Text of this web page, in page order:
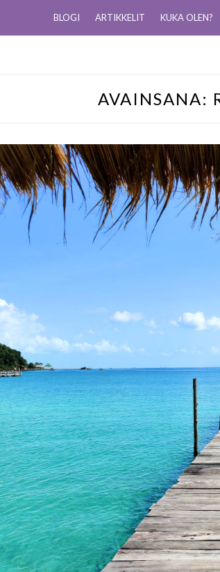
BLOGI ARTIKKELIT KUKA OLEN?
AVAINSANA: